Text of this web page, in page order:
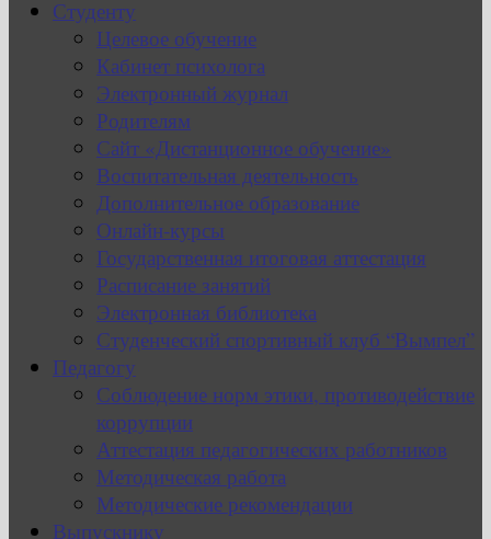
Студенту
Целевое обучение
Кабинет психолога
Электронный журнал
Родителям
Сайт «Дистанционное обучение»
Воспитательная деятельность
Дополнительное образование
Онлайн-курсы
Государственная итоговая аттестация
Расписание занятий
Электронная библиотека
Студенческий спортивный клуб “Вымпел”
Педагогу
Соблюдение норм этики, противодействие
коррупции
Аттестация педагогических работников
Методическая работа
Методические рекомендации
Выпускнику